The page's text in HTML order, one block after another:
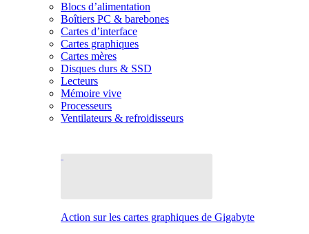
Blocs d’alimentation
Boîtiers PC & barebones
Cartes d’interface
Cartes graphiques
Cartes mères
Disques durs & SSD
Lecteurs
Mémoire vive
Processeurs
Ventilateurs & refroidisseurs
Action sur les cartes graphiques de Gigabyte